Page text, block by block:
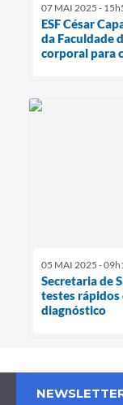
07 MAI 2025 -
ESF César
da Faculdade
corporal para
05 MAI 2025 -
Secretaria de
testes rápidos
diagnóstico